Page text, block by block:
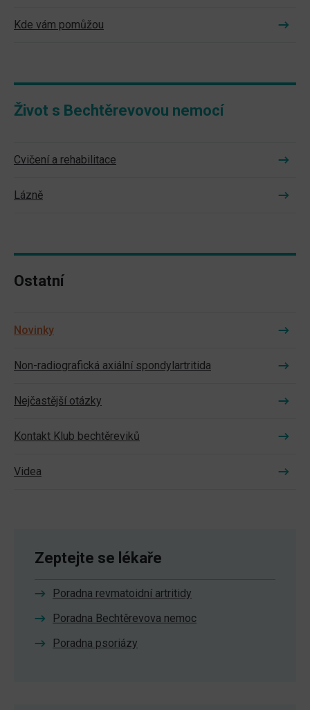
Kde vám pomůžou
Život s Bechtěrevovou nemocí
Cvičení a rehabilitace
Lázně
Ostatní
Novinky
Non-radiografická axiální spondylartritida
Nejčastější otázky
Kontakt Klub bechtěreviků
Videa
Zeptejte se lékaře
Poradna revmatoidní artritidy
Poradna Bechtěrevova nemoc
Poradna psoriázy